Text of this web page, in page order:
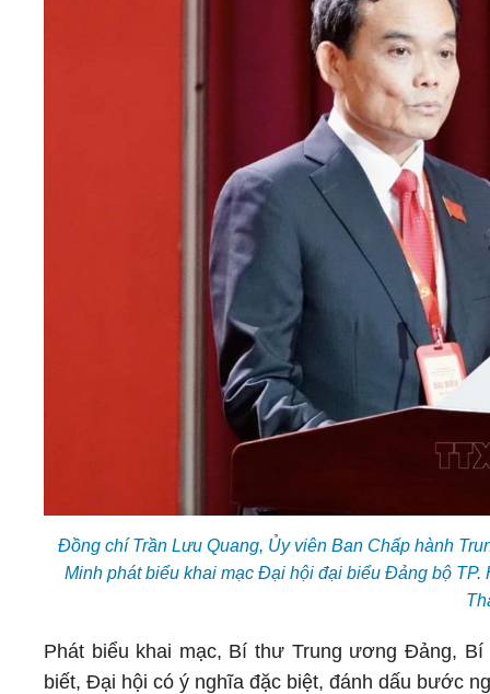
Đồng chí Trần Lưu Quang, Ủy viên Ban Chấp hành
Minh phát biểu khai mạc Đại hội đại biểu Đảng bộ
Phát biểu khai mạc, Bí thư Trung ương Đảng,
biết, Đại hội có ý nghĩa đặc biệt, đánh dấu bước